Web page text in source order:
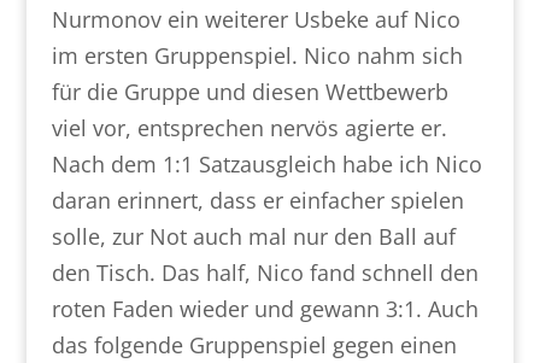
Nurmonov ein weiterer Usbeke auf Nico
im ersten Gruppenspiel. Nico nahm sich
für die Gruppe und diesen Wettbewerb
viel vor, entsprechen nervös agierte er.
Nach dem 1:1 Satzausgleich habe ich Nico
daran erinnert, dass er einfacher spielen
solle, zur Not auch mal nur den Ball auf
den Tisch. Das half, Nico fand schnell den
roten Faden wieder und gewann 3:1. Auch
das folgende Gruppenspiel gegen einen